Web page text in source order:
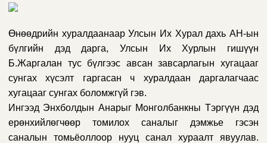
Өнөөдрийн хуралдаанаар Улсын Их Хурал дахь АН-ын
бүлгийн дэд дарга, Улсын Их Хурлын гишүүн
Б.Жаргалан тус бүлгээс авсан завсарлагын хугацааг
сунгах хүсэлт гаргасан ч хуралдаан даргалагчаас
хугацааг сунгах боломжгүй гэв.
Ингээд Энхболдын Анарыг Монголбанкны Тэргүүн дэд
ерөнхийлөгчөөр томилох саналыг дэмжье гэсэн
саналын томьёоллоор нууц санал хураалт явуулав.